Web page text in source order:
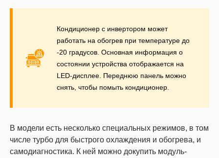
Кондиционер с инвертором может
работать на обогрев при температуре до
-20 градусов. Основная информация о
состоянии устройства отображается на
LED-дисплее. Переднюю панель можно
снять, чтобы помыть кондиционер.
В модели есть несколько специальных режимов, в том
числе турбо для быстрого охлаждения и обогрева, и
самодиагностика. К ней можно докупить модуль-